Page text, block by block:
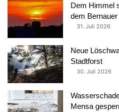
Dem Himmel
dem
31. Juli 2026
Neue
Stadtforst
30. Juli 2026
Mensa